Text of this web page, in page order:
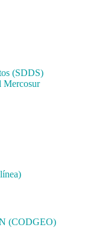
(SDDS)
Mercosur
(CODGEO)